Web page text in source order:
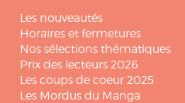
Les nouveautés
Horaires et fermetures
Nos sélections thématiques
Prix des lecteurs 2026
Les coups de coeur 2025
Les Mordus du Manga